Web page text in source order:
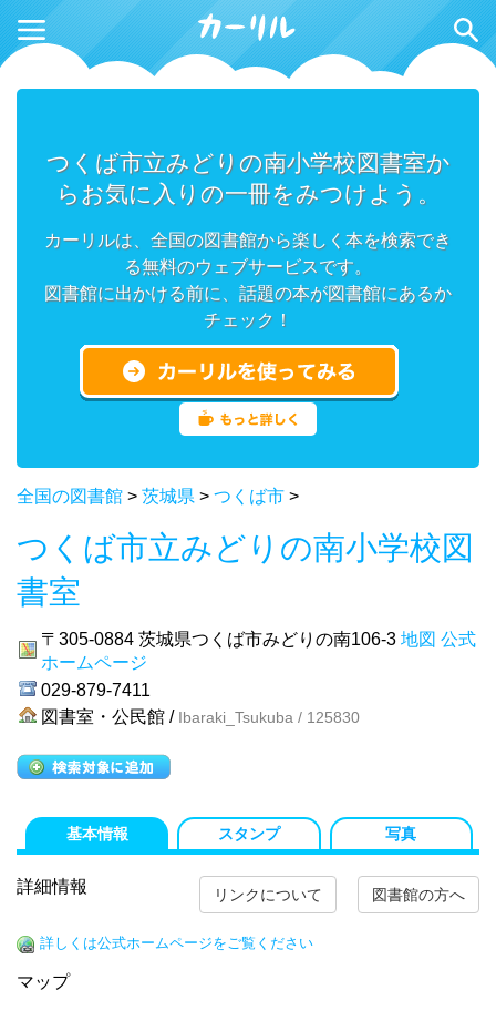
つくば市立みどりの南小学校図書室か
らお気に入りの一冊をみつけよう。
カーリルは、全国の図書館から楽しく本を検索でき
る無料のウェブサービスです。
図書館に出かける前に、話題の本が図書館にあるか
チェック！
全国の図書館 > 茨城県 > つくば市 >
つくば市立みどりの南小学校図
書室
〒305-0884 茨城県つくば市みどりの南106-3 地図 公式
ホームページ
029-879-7411
図書室・公民館 / Ibaraki_Tsukuba / 125830
基本情報 スタンプ 写真
リンクについて 図書館の方へ
詳細情報
詳しくは公式ホームページをご覧ください
マップ